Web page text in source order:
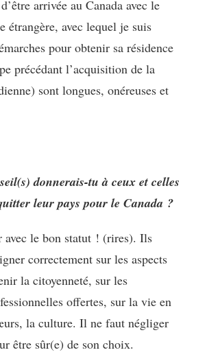
arrivée au Canada avec le
étrangère, avec lequel je suis
pour obtenir sa résidence
précédant l’acquisition de la
sont longues, onéreuses et
donnerais-tu à ceux et celles
leur pays pour le Canada ?
avec le bon statut ! (rires). Ils
correctement sur les aspects
la citoyenneté, sur les
offertes, sur la vie en
la culture. Il ne faut négliger
être sûr(e) de son choix.